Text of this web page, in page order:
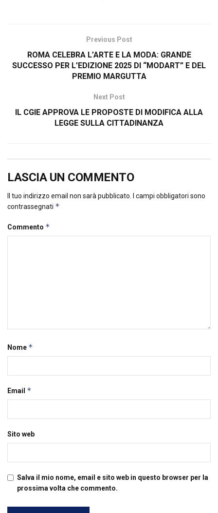
Previous Post
ROMA CELEBRA L’ARTE E LA MODA: GRANDE
SUCCESSO PER L’EDIZIONE 2025 DI “MODART” E DEL
PREMIO MARGUTTA
Next Post
IL CGIE APPROVA LE PROPOSTE DI MODIFICA ALLA
LEGGE SULLA CITTADINANZA
LASCIA UN COMMENTO
Il tuo indirizzo email non sarà pubblicato.
I campi obbligatori sono
contrassegnati *
Commento *
Nome *
Email *
Sito web
Salva il mio nome, email e sito web in questo browser per la
prossima volta che commento.